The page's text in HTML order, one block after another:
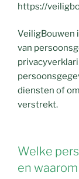
https://
VeiligBouwen
van
diensten of
verstrekt.
Welke
en